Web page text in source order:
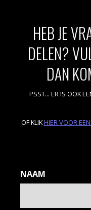
HEB JE
DELEN?
DAN
PSST... ER IS OOK
OF KLIKHIER VOOR
NAAM